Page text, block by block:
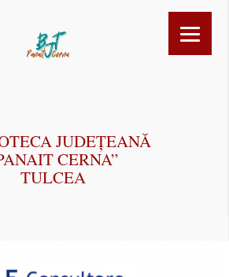
JUDEȚEANĂ
CERNA”
TULCEA